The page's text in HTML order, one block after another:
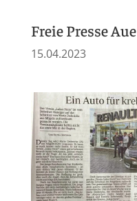
Freie Presse Aue
15.04.2023